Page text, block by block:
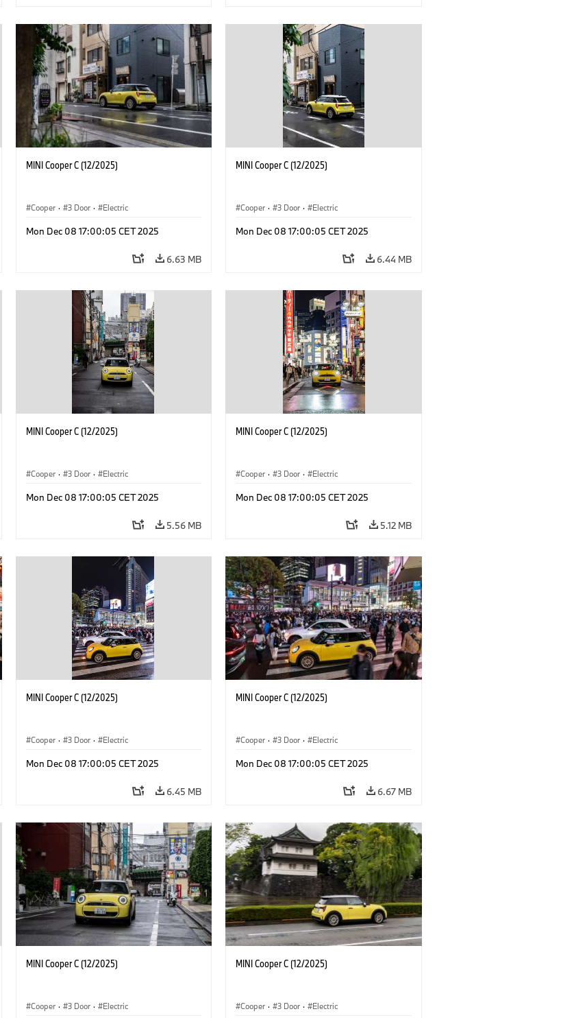
MINI Cooper C (12/2025)
Cooper · 3 Door · Electric
Mon Dec 08 17:00:05 CET 2025
6.63 MB
MINI Cooper C (12/2025)
Cooper · 3 Door · Electric
Mon Dec 08 17:00:05 CET 2025
6.44 MB
MINI Cooper C (12/2025)
Cooper · 3 Door · Electric
Mon Dec 08 17:00:05 CET 2025
5.56 MB
MINI Cooper C (12/2025)
Cooper · 3 Door · Electric
Mon Dec 08 17:00:05 CET 2025
5.12 MB
MINI Cooper C (12/2025)
Cooper · 3 Door · Electric
Mon Dec 08 17:00:05 CET 2025
6.45 MB
MINI Cooper C (12/2025)
Cooper · 3 Door · Electric
Mon Dec 08 17:00:05 CET 2025
6.67 MB
MINI Cooper C (12/2025)
Cooper · 3 Door · Electric
MINI Cooper C (12/2025)
Cooper · 3 Door · Electric